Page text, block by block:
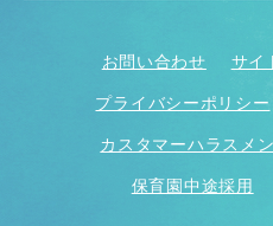
お問い合わせ サイ
プライバシーポリシー
カスタマーハラスメ
保育園中途採用